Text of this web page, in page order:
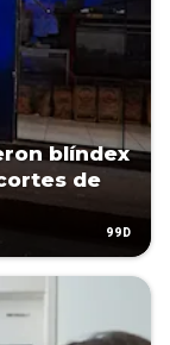
blíndex
de
99D